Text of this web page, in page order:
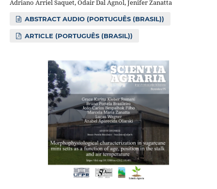
Adriano Arriel Saquet, Odair Dal Agnol, Jenifer Zanatta
ABSTRACT AUDIO (PORTUGUÊS (BRASIL))
ARTICLE (PORTUGUÊS (BRASIL))